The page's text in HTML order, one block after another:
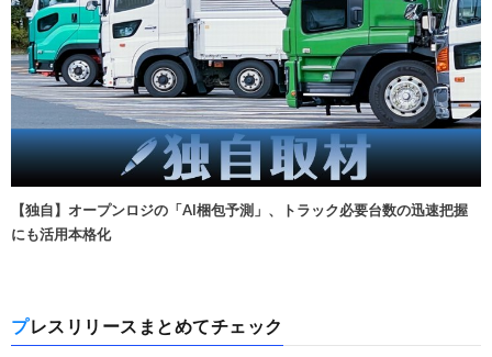
【独自】オープンロジの「AI梱包予測」、トラック必要台数の迅速把握
にも活用本格化
プレスリリースまとめてチェック